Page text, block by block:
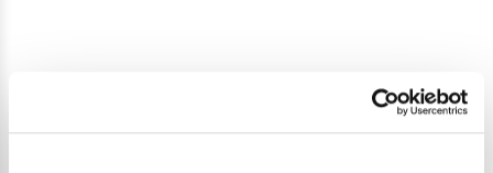
Continue exploring